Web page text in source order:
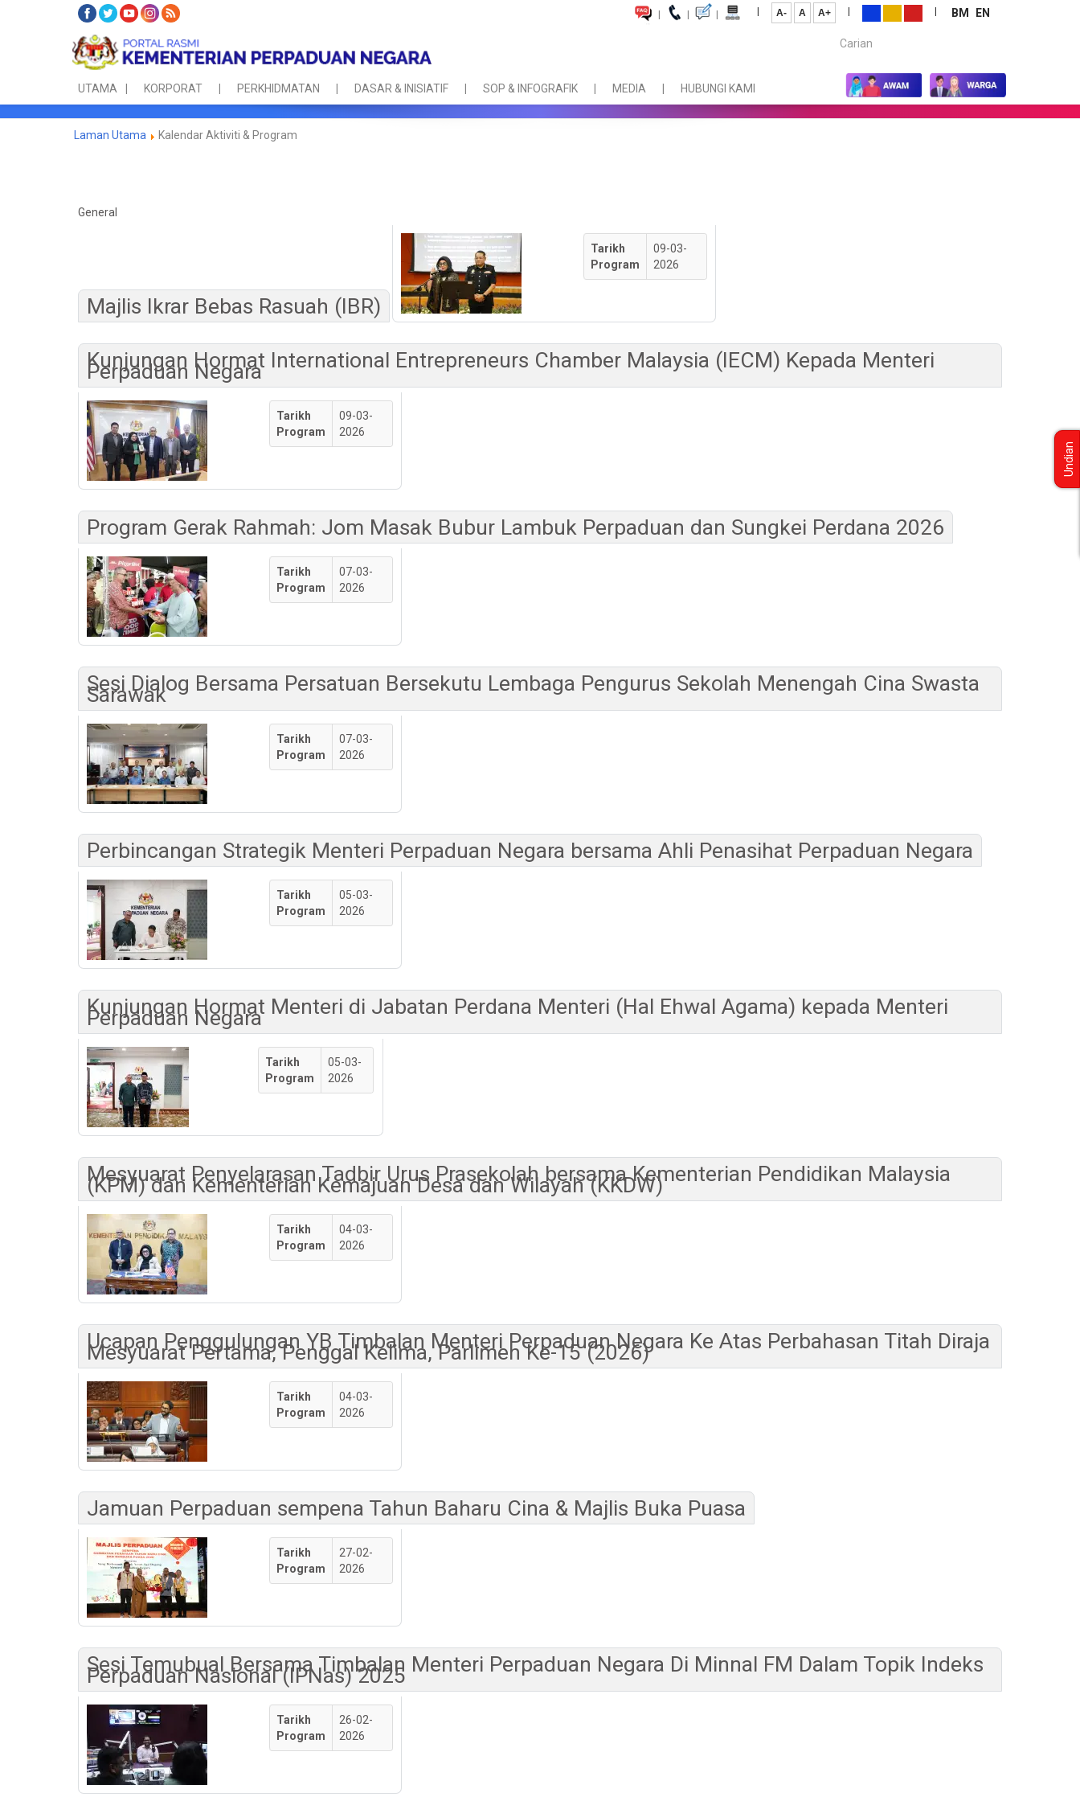
| | | | A- A A+ | | BM
EN
Carian...
UTAMA KORPORAT PERKHIDMATAN DASAR & INISIATIF SOP & INFOGRAFIK MEDIA HUBUNGI KAMI
Laman Utama Kalendar Aktiviti & Program
General
Majlis Ikrar Bebas Rasuah (IBR)
Tarikh
Program
09-03-
2026
Kunjungan Hormat International Entrepreneurs Chamber Malaysia (IECM) Kepada Menteri
Perpaduan Negara
Tarikh
Program
09-03-
2026
Program Gerak Rahmah: Jom Masak Bubur Lambuk Perpaduan dan Sungkei Perdana 2026
Tarikh
Program
07-03-
2026
Sesi Dialog Bersama Persatuan Bersekutu Lembaga Pengurus Sekolah Menengah Cina Swasta
Sarawak
Tarikh
Program
07-03-
2026
Perbincangan Strategik Menteri Perpaduan Negara bersama Ahli Penasihat Perpaduan Negara
Tarikh
Program
05-03-
2026
Kunjungan Hormat Menteri di Jabatan Perdana Menteri (Hal Ehwal Agama) kepada Menteri
Perpaduan Negara
Tarikh
Program
05-03-
2026
Mesyuarat Penyelarasan Tadbir Urus Prasekolah bersama Kementerian Pendidikan Malaysia
(KPM) dan Kementerian Kemajuan Desa dan Wilayah (KKDW)
Tarikh
Program
04-03-
2026
Ucapan Penggulungan YB Timbalan Menteri Perpaduan Negara Ke Atas Perbahasan Titah Diraja
Mesyuarat Pertama, Penggal Kelima, Parlimen Ke-15 (2026)
Tarikh
Program
04-03-
2026
Jamuan Perpaduan sempena Tahun Baharu Cina & Majlis Buka Puasa
Tarikh
Program
27-02-
2026
Sesi Temubual Bersama Timbalan Menteri Perpaduan Negara Di Minnal FM Dalam Topik Indeks
Perpaduan Nasional (IPNas) 2025
Tarikh
Program
26-02-
2026
Undian